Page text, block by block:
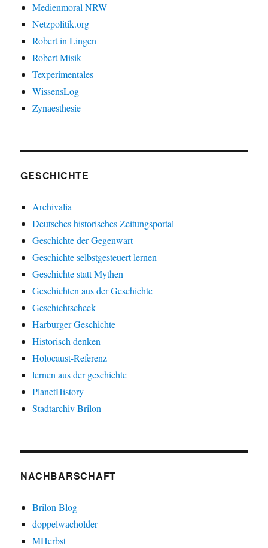
Medienmoral NRW
Netzpolitik.org
Robert in Lingen
Robert Misik
Texperimentales
WissensLog
Zynaesthesie
GESCHICHTE
Archivalia
Deutsches historisches Zeitungsportal
Geschichte der Gegenwart
Geschichte selbstgesteuert lernen
Geschichte statt Mythen
Geschichten aus der Geschichte
Geschichtscheck
Harburger Geschichte
Historisch denken
Holocaust-Referenz
lernen aus der geschichte
PlanetHistory
Stadtarchiv Brilon
NACHBARSCHAFT
Brilon Blog
doppelwacholder
MHerbst